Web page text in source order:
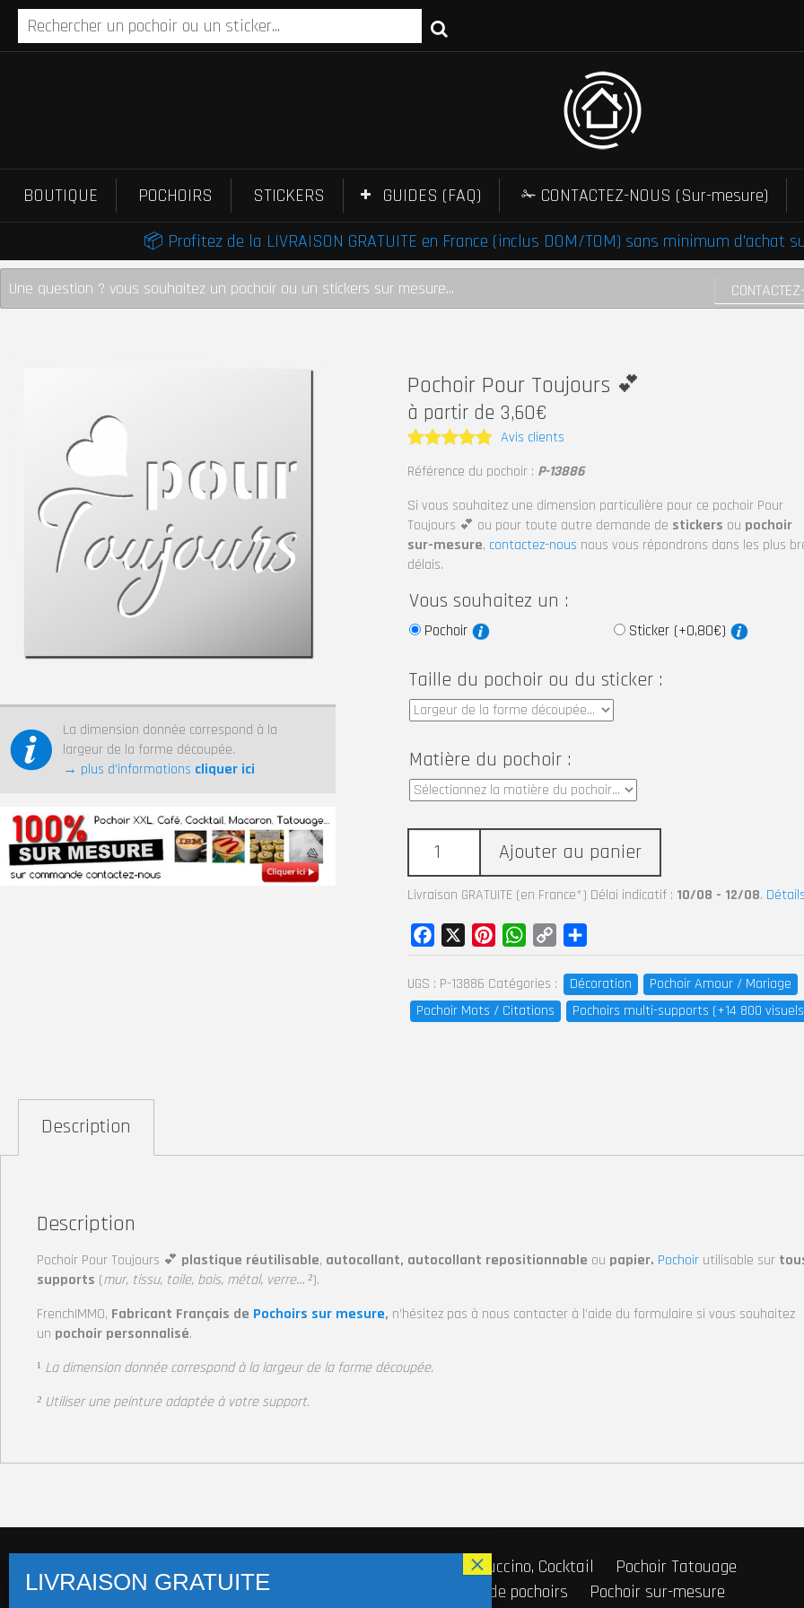
BOUTIQUE POCHOIRS STICKERS GUIDES (FAQ)
✁ CONTACTEZ-NOUS (Sur-mesure)
📦 Profitez de la LIVRAISON GRATUITE en France (inclus DOM/TOM) sans minimum d'achat
Une question ? vous souhaitez un pochoir ou un stickers sur mesure...
La dimension donnée correspond à la
largeur de la forme découpée.
→ plus d’informations cliquer ici
Pochoir Pour Toujours 💕
à partir de 3,60€
Note 5
Avis clients
Référence du pochoir : P-13886
Si vous souhaitez une dimension particulière pour ce pochoir Pour
Toujours 💕 ou pour toute autre demande de stickers ou pochoir
sur-mesure, contactez-nous nous vous répondrons dans les plus
délais.
Vous souhaitez un :
Pochoir Sticker (+0,80€)
Taille du pochoir ou du sticker :
Matière du pochoir :
Ajouter au panier
Livraison GRATUITE (en France*) Délai indicatif : 10/08 - 12/08.
UGS : P-13886 Catégories : Décoration
Pochoir Amour / Mariage
Pochoir Mots / Citations
Pochoirs multi-supports (+14 800
Facebook PinterestWhatsApp
Copy
Link
Description
Description
Pochoir Pour Toujours 💕 plastique réutilisable, autocollant, autocollant repositionnable ou papier. Pochoir utilisable sur
supports (mur, tissu, toile, bois, métal, verre… ²).
FrenchIMMO, Fabricant Français de Pochoirs sur mesure, n’hésitez pas à nous contacter à l’aide du formulaire si vous souhaitez
un pochoir personnalisé.
¹ La dimension donnée correspond à la largeurde la forme découpée.
² Utiliser une peinture adaptée à votre support.